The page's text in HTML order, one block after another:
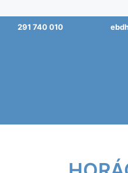
Saltar291 740 010